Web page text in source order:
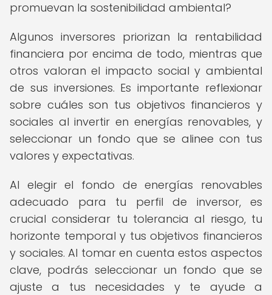
promuevan la sostenibilidad ambiental?
Algunos inversores priorizan la rentabilidad
financiera por encima de todo, mientras que
otros valoran el impacto social y ambiental
de sus inversiones. Es importante reflexionar
sobre cuáles son tus objetivos financieros y
sociales al invertir en energías renovables, y
seleccionar un fondo que se alinee con tus
valores y expectativas.
Al elegir el fondo de energías renovables
adecuado para tu perfil de inversor, es
crucial considerar tu tolerancia al riesgo, tu
horizonte temporal y tus objetivos financieros
y sociales. Al tomar en cuenta estos aspectos
clave, podrás seleccionar un fondo que se
ajuste a tus necesidades y te ayude a